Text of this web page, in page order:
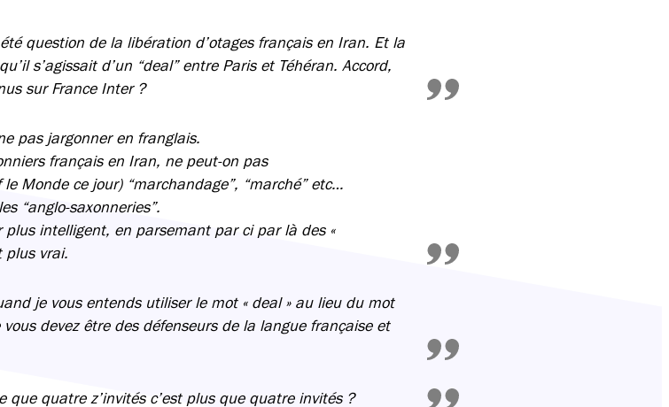
question de la libération d’otages français en Iran. Et la
s’agissait d’un “deal” entre Paris et Téhéran. Accord,
sur France Inter ?
pas jargonner en franglais.
français en Iran, ne peut-on pas
Monde ce jour) “marchandage”, “marché” etc…
“anglo-saxonneries”.
plus intelligent, en parsemant par ci par là des «
plus vrai.
je vous entends utiliser le mot « deal » au lieu du mot
vous devez être des défenseurs de la langue française et
que quatre z’invités c’est plus que quatre invités ?